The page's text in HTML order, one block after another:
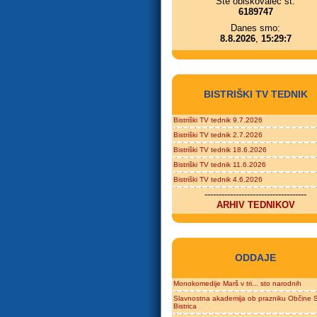
6189747
Danes smo:
8.8.2026, 15:29:7
BISTRIŠKI TV TEDNIK
Bistriški TV tednik 9.7.2026
Bistriški TV tednik 2.7.2026
Bistriški TV tednik 18.6.2026
Bistriški TV tednik 11.6.2026
Bistriški TV tednik 4.6.2026
------------------------------------
ARHIV TEDNIKOV
ODDAJE
Monokomedije Marš v tri... sto narodnih
Slavnostna akademija ob prazniku Občine
Bistrica